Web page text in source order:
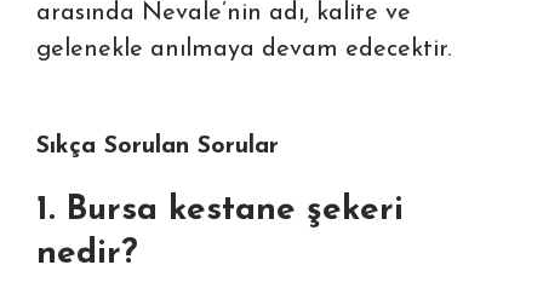
arasında Nevale’nin adı, kalite ve
gelenekle anılmaya devam edecektir.
Sıkça Sorulan Sorular
1. Bursa kestane şekeri
nedir?